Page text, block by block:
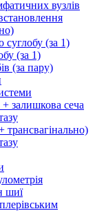
вузлів
суглобу (за 1)
(за 1)
(за пару)
залишкова сеча
трансвагінально)
шиї